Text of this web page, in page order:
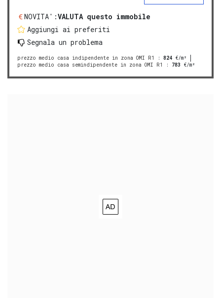
NOVITA':VALUTA questo immobile
Aggiungi ai preferiti
Segnala un problema
prezzo medio casa indipendente in zona OMI R1 : 824 €/m²
prezzo medio casa semindipendente in zona OMI R1
: 783 €/m²